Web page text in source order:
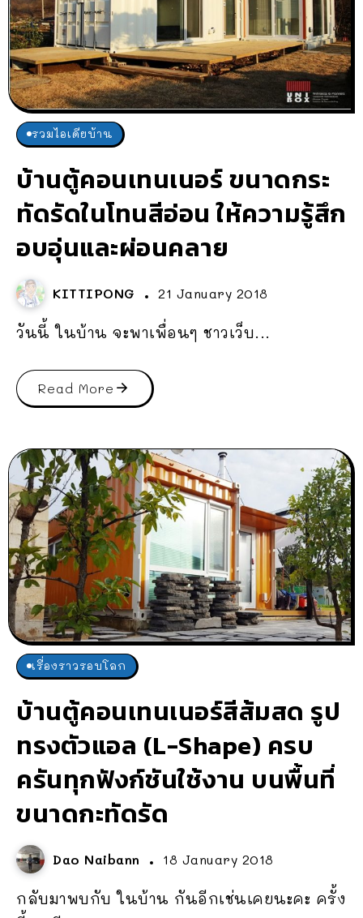
รวมไอเดียบ้าน
บ้านตู้คอนเทนเนอร์ ขนาดกระ
ทัดรัดในโทนสีอ่อน ให้ความรู้สึก
อบอุ่นและผ่อนคลาย
KITTIPONG 21 January 2018
วันนี้ ในบ้าน จะพาเพื่อนๆ ชาวเว็บ...
Read More
เรื่องราวรอบโลก
บ้านตู้คอนเทนเนอร์สีส้มสด รูป
ทรงตัวแอล (L-Shape) ครบ
ครันทุกฟังก์ชันใช้งาน บนพื้นที่
ขนาดกะทัดรัด
Dao Naibann 18 January 2018
กลับมาพบกับ ในบ้าน กันอีกเช่นเคยนะคะ ครั้ง